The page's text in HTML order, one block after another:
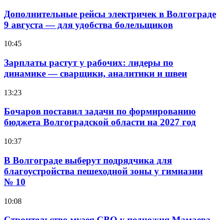
Дополнительные рейсы электричек в Волгограде
9 августа — для удобства болельщиков
10:45
Зарплаты растут у рабочих: лидеры по
динамике — сварщики, аналитики и швеи
13:23
Бочаров поставил задачи по формированию
бюджета Волгоградской области на 2027 год
10:37
В Волгограде выберут подрядчика для
благоустройства пешеходной зоны у гимназии
№ 10
10:08